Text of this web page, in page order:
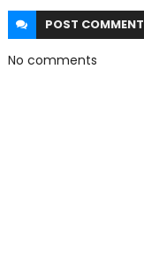
POST COMMENT
No comments